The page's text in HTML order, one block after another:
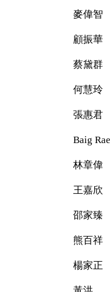
Baig
邵
熊
楊